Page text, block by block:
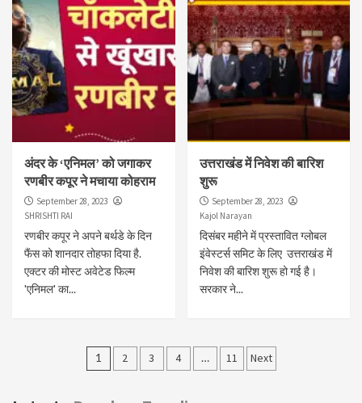
अंदर के ‘एनिमल’ को जगाकर
रणबीर कपूर ने मचाया कोहराम
September 28, 2023
SHRISHTI RAI
रणबीर कपूर ने अपने बर्थडे के दिन
फैंस को शानदार तोहफा दिया है.
एक्टर की मोस्ट अवेटेड फिल्म
'एनिमल' का...
उत्तराखंड में निवेश की बारिश
शुरू
September 28, 2023
Kajol Narayan
दिसंबर महीने में प्रस्तावित ग्लोबल
इंवेस्टर्स समिट के लिए उत्तराखंड में
निवेश की बारिश शुरू हो गई है।
सरकार ने...
Posts
1 2 3 4 … 11 Next